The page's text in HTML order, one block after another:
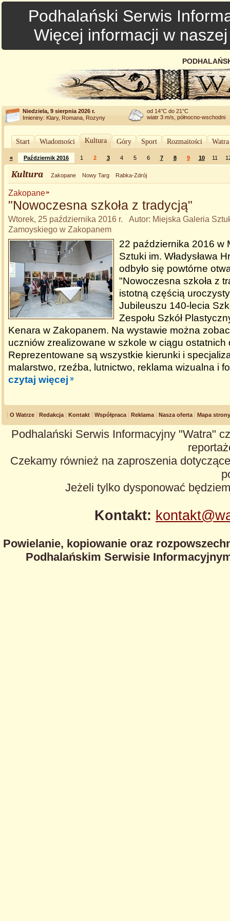
Podhalański Serwis
Więcej informacji w
Niedziela, 9 sierpnia 2026 r.
Imieniny: Klary, Romana, Rozyny
od 14°C do 21°C
wiatr 3 m/s, północno-wschodni
Start Wiadomości Kultura Góry Sport Rozmaitości
« Październik 2016 1 2 3 4 5 6 7 8 9 10 11
Kultura Zakopane Nowy Targ Rabka-Zdrój
Zakopane
"Nowoczesna szkoła z tradycją"
Wtorek, 25 października 2016 r. Autor: Miejska Galeria
Zamoyskiego w Zakopanem
22 października 2016 w
Sztuki im. Władysława
odbyło się powtórne
"Nowoczesna szkoła z
istotną częścią
Jubileuszu 140-lecia
Zespołu Szkół
Kenara w Zakopanem. Na wystawie można
uczniów zrealizowane w szkole w ciągu ostatnich
Reprezentowane są wszystkie kierunki i
malarstwo, rzeźba, lutnictwo, reklama wizualna i
czytaj więcej
O Watrze Redakcja Kontakt Współpraca Reklama Nasza oferta Mapa strony
Podhalański Serwis Informacyjny "Watra"
Czekamy również na zaproszenia
Jeżeli tylko dysponować
Kontakt:
Powielanie, kopiowanie oraz
Podhalańskim Serwisie